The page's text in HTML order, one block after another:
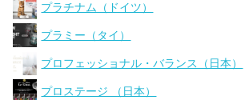
プラチナム（ドイツ）
プラミー（タイ）
プロフェッショナル・バランス（日本）
プロステージ （日本）